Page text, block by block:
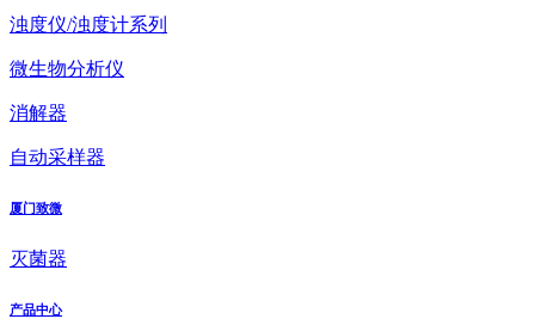
浊度仪/浊度计系列
微生物分析仪
消解器
自动采样器
厦门致微
灭菌器
产品中心